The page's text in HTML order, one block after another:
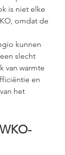
is niet elke
omdat de
kunnen
slecht
van warmte
en
het